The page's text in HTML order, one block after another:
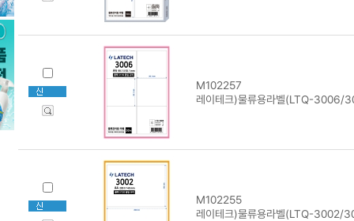
M102257
레이테크)물류용라벨(LTQ-3006/
M102255
레이테크)물류용라벨(LTQ-3002/